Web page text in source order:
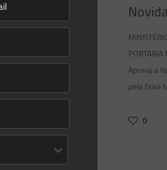
São
de
e atividades
[…]
0 Read more
PORTARIA
Aprova a
pela faixa
0